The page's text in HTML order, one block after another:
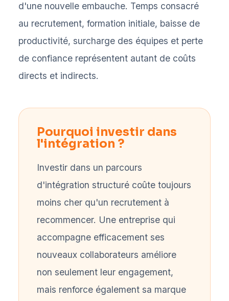
d'une nouvelle embauche. Temps consacré
au recrutement, formation initiale, baisse de
productivité, surcharge des équipes et perte
de confiance représentent autant de coûts
directs et indirects.
Pourquoi investir dans
l'intégration ?
Investir dans un parcours
d'intégration structuré coûte toujours
moins cher qu'un recrutement à
recommencer. Une entreprise qui
accompagne efficacement ses
nouveaux collaborateurs améliore
non seulement leur engagement,
mais renforce également sa marque